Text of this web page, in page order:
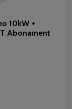
10kW +
Abonament